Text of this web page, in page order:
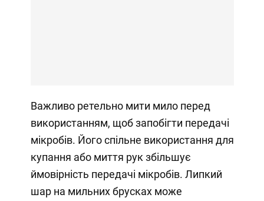
Важливо ретельно мити мило перед
використанням, щоб запобігти передачі
мікробів. Його спільне використання для
купання або миття рук збільшує
ймовірність передачі мікробів. Липкий
шар на мильних брусках може